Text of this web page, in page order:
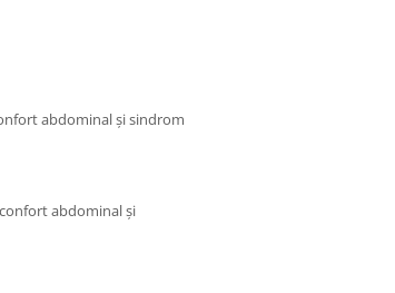
abdominal și sindrom
abdominal și